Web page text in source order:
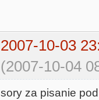
2007-10-03
(2007-10-04
sory za pisanie